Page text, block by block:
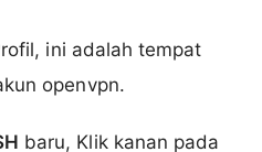
ini adalah tempat
openvpn.
baru, Klik kanan pada